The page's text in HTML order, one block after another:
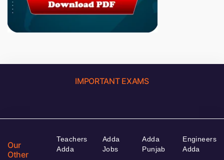
IMPORTANT EXAMS
Our
Other
Teachers
Adda
Adda
Jobs
Adda
Punjab
Engineers
Adda